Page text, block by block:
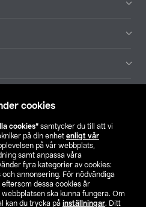
cookies
cookies” samtycker du till att vi
på din enhet enligt vår
på vår webbplats,
samt anpassa våra
fyra kategorier av cookies:
annonsering. För nödvändiga
dessa cookies är
ska kunna fungera. Om
kan du trycka på inställningar. Ditt
Hitta butik
NO FI